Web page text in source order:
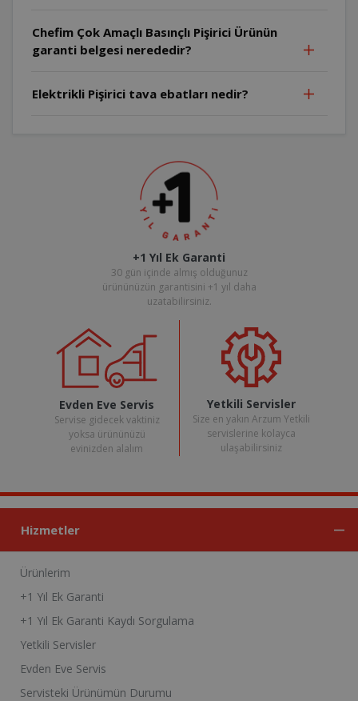
Chefim Çok Amaçlı Basınçlı Pişirici Ürünün
garanti belgesi nerededir?
Elektrikli Pişirici tava ebatları nedir?
+1 Yıl Ek Garanti
30 gün içinde almış olduğunuz
ürününüzün garantisini +1 yıl daha
uzatabilirsiniz.
Evden Eve Servis
Servise gidecek vaktiniz
yoksa ürününüzü
evinizden alalım
Yetkili Servisler
Size en yakın Arzum Yetkili
servislerine kolayca
ulaşabilirsiniz
Hizmetler
Ürünlerim
+1 Yıl Ek Garanti
+1 Yıl Ek Garanti Kaydı Sorgulama
Yetkili Servisler
Evden Eve Servis
Servisteki Ürünümün Durumu